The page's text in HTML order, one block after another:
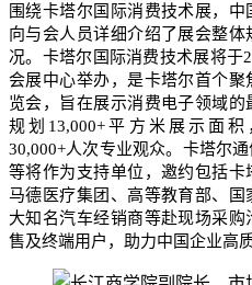
围绕卡塔尔国际消费技术展，
向与会人员详细介绍了展会整
况。卡塔尔国际消费技术展将于
会展中心举办，是卡塔尔首个
览会，旨在展示消费电子领域
规划13,000+平方米展示面
30,000+人次专业观众。卡塔尔
等将作为支持单位，邀约包括
马德医疗集团、高等教育部、
大知名汽车经销商等赴现场采
售及终端用户，助力中国企业高